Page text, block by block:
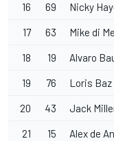
16 69 Nicky
17 63 Mike di
18 19 Alvaro
19 76 Loris Baz
20 43 Jack
21 15 Alex de